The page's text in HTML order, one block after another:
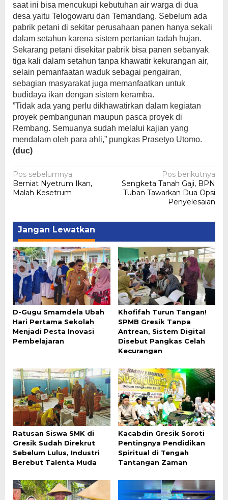
saat ini bisa mencukupi kebutuhan air warga di dua
desa yaitu Telogowaru dan Temandang. Sebelum ada
pabrik petani di sekitar perusahaan panen hanya sekali
dalam setahun karena sistem pertanian tadah hujan.
Sekarang petani disekitar pabrik bisa panen sebanyak
tiga kali dalam setahun tanpa khawatir kekurangan air,
selain pemanfaatan waduk sebagai pengairan,
sebagian masyarakat juga memanfaatkan untuk
budidaya ikan dengan sistem keramba.
”Tidak ada yang perlu dikhawatirkan dalam kegiatan
proyek pembangunan maupun pasca proyek di
Rembang. Semuanya sudah melalui kajian yang
mendalam oleh para ahli,” pungkas Prasetyo Utomo.
(duc)
Navigasi
pos
Pos sebelumnya
Berniat Nyetrum Ikan,
Malah Kesetrum
Pos berikutnya
Sengketa Tanah Gaji, BPN
Tuban Tawarkan Dua Opsi
Penyelesaian
Jangan Lewatkan
D-Gugu Smamdela Ubah
Hari Pertama Sekolah
Menjadi Pesta Inovasi
Pembelajaran
Khofifah Turun Tangan!
SPMB Gresik Tanpa
Antrean, Sistem Digital
Disebut Pangkas Celah
Kecurangan
Ratusan Siswa SMK di
Gresik Sudah Direkrut
Sebelum Lulus, Industri
Berebut Talenta Muda
Kacabdin Gresik Soroti
Pentingnya Pendidikan
Spiritual di Tengah
Tantangan Zaman